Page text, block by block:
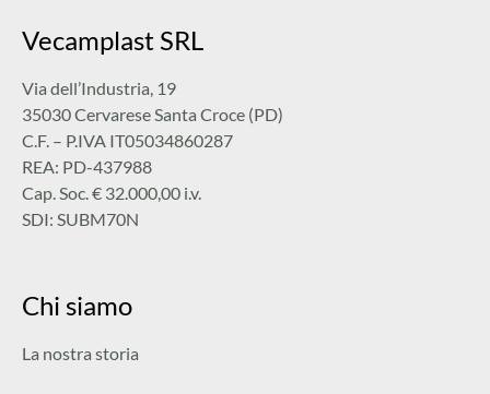
Vecamplast SRL
Via dell’Industria, 19
35030 Cervarese Santa Croce (PD)
C.F. – P.IVA IT05034860287
REA: PD-437988
Cap. Soc. € 32.000,00 i.v.
SDI: SUBM70N
Chi siamo
La nostra storia